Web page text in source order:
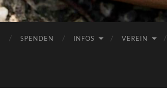
SPENDEN INFOS VEREIN